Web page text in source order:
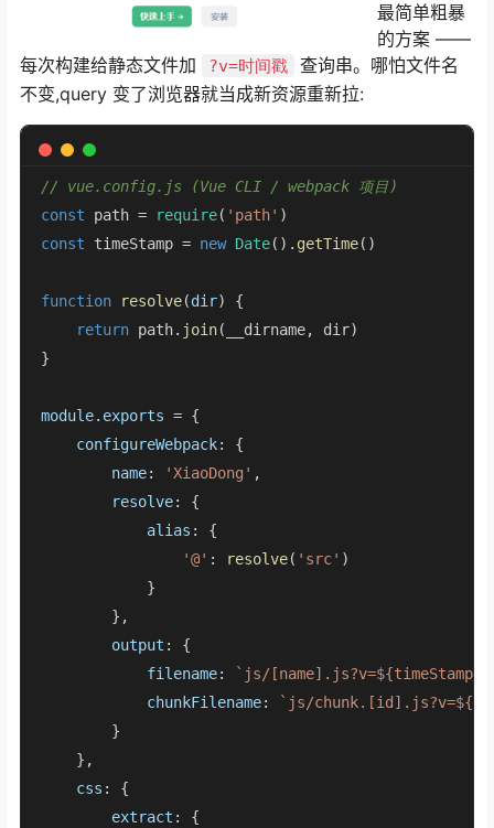
最简单粗暴
的方案 ——
每次构建给静态文件加
?v=时间戳
查询串。哪怕文件名
不变,query 变了浏览器就当成新资源重新拉:
// vue.config.js (Vue CLI / webpack 项目)
const path = require( 'path'
const timeStamp = new Date(). getTime()
function resolve(dir) {
return path. join(__dirname, dir)
}
module. exports = {
configureWebpack: {
name: 'XiaoDong' ,
resolve: {
alias : {
'@' : resolve( 'src' )
            }
        },
output : {
filename: `js/[name].js?v=${timeStamp}
chunkFilename: `js/chunk.[id].js?v=
        }
    },
css : {
extract : {